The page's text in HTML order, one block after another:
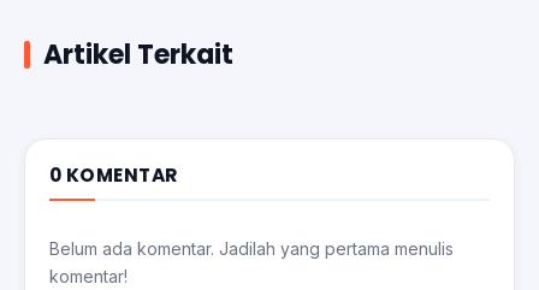
Artikel Terkait
0 KOMENTAR
Belum ada komentar. Jadilah yang pertama menulis
komentar!